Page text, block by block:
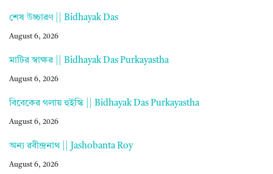
শেষ উচ্চারণ || Bidhayak Das
August 6, 2026
মাটির স্বাক্ষর || Bidhayak Das Purkayastha
August 6, 2026
বিবেকের গলায় হুইস্কি || Bidhayak Das Purkayastha
August 6, 2026
অন্য রবীন্দ্রনাথ || Jashobanta Roy
August 6, 2026